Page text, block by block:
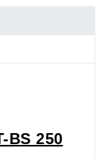
BS 250